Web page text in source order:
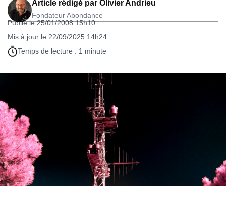
Article rédigé par Olivier Andrieu
Fondateur Abondance
Publié le 25/01/2008 15h10
Mis à jour le 22/09/2025 14h24
Temps de lecture : 1 minute